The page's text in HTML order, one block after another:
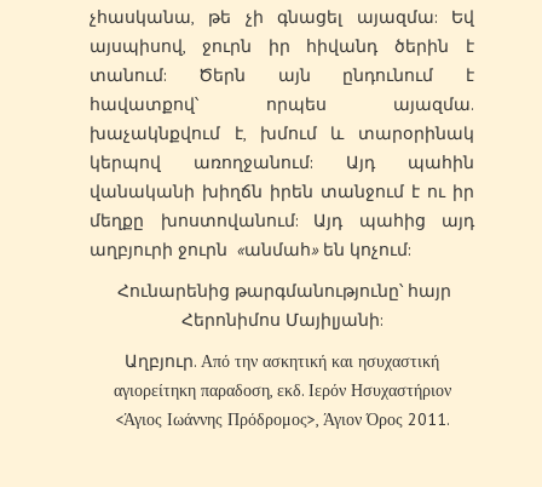
չհասկանա, թե չի գնացել այազմա: Եվ
այսպիսով, ջուրն իր հիվանդ ծերին է
տանում: Ծերն այն ընդունում է
հավատքով՝ որպես այազմա.
խաչակնքվում է, խմում և տարօրինակ
կերպով առողջանում: Այդ պահին
վանականի խիղճն իրեն տանջում է ու իր
մեղքը խոստովանում: Այդ պահից այդ
աղբյուրի ջուրն «անմահ»են կոչում:
Հունարենից թարգմանությունը՝ հայր
Հերոնիմոս Մայիլյանի:
Աղբյուր. Από την ασκητική και ησυχαστική
αγιορείτηκη παραδοση, εκδ. Ιερόν Ησυχαστήριον
<Άγιος Ιωάννης Πρόδρομος>, Άγιον Όρος 2011.